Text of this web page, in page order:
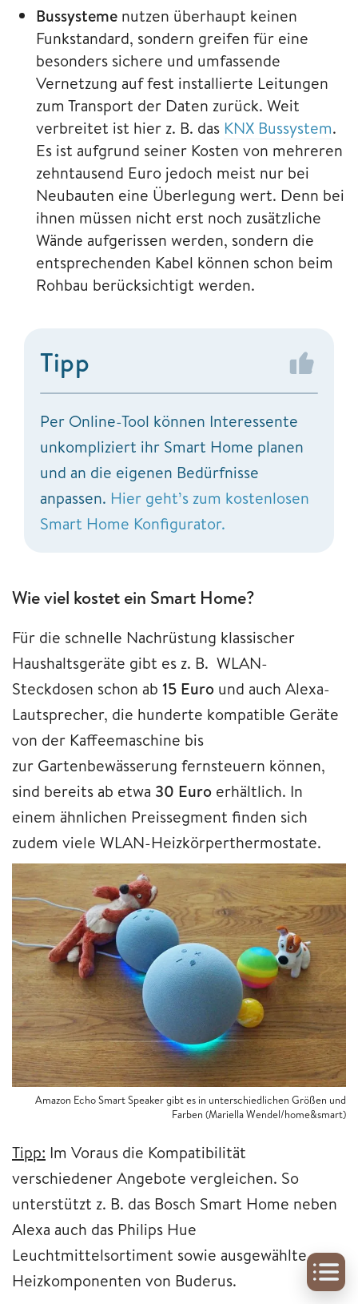
Bussysteme nutzen überhaupt keinen
Funkstandard, sondern greifen für eine
besonders sichere und umfassende
Vernetzung auf fest installierte Leitungen
zum Transport der Daten zurück. Weit
verbreitet ist hier z. B. das KNX Bussystem.
Es ist aufgrund seiner Kosten von mehreren
zehntausend Euro jedoch meist nur bei
Neubauten eine Überlegung wert. Denn bei
ihnen müssen nicht erst noch zusätzliche
Wände aufgerissen werden, sondern die
entsprechenden Kabel können schon beim
Rohbau berücksichtigt werden.
Tipp
Per Online-Tool können Interessente
unkompliziert ihr Smart Home planen
und an die eigenen Bedürfnisse
anpassen. Hier geht’s zum kostenlosen
Smart Home Konfigurator.
Wie viel kostet ein Smart Home?
Für die schnelle Nachrüstung klassischer
Haushaltsgeräte gibt es z. B. WLAN-
Steckdosen schon ab 15 Euro und auch Alexa-
Lautsprecher, die hunderte kompatible Geräte
von der Kaffeemaschine bis
zur Gartenbewässerung fernsteuern können,
sind bereits ab etwa 30 Euro erhältlich. In
einem ähnlichen Preissegment finden sich
zudem viele WLAN-Heizkörperthermostate.
Amazon Echo Smart Speaker gibt es in unterschiedlichen Größen und
Farben (Mariella Wendel/home&smart)
Tipp: Im Voraus die Kompatibilität
verschiedener Angebote vergleichen. So
unterstützt z. B. das Bosch Smart Home neben
Alexa auch das Philips Hue
Leuchtmittelsortiment sowie ausgewählte
Heizkomponenten von Buderus.